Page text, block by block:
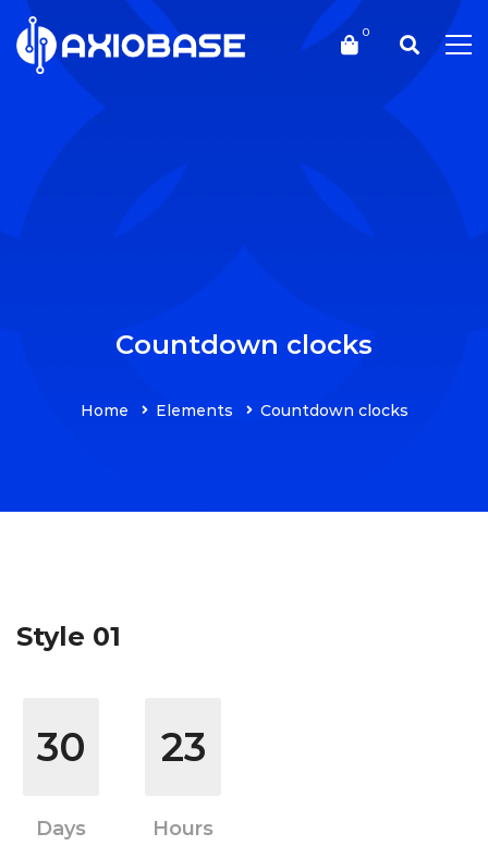
Countdown clocks
Home Elements Countdown clocks
Style 01
30
Days
23
Hours